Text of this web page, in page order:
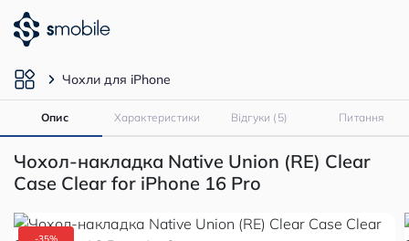
Чохли для iPhone
Опис Характеристики Відгуки (5) Питання
Чохол-накладка Native Union (RE) Clear
Case Clear for iPhone 16 Pro